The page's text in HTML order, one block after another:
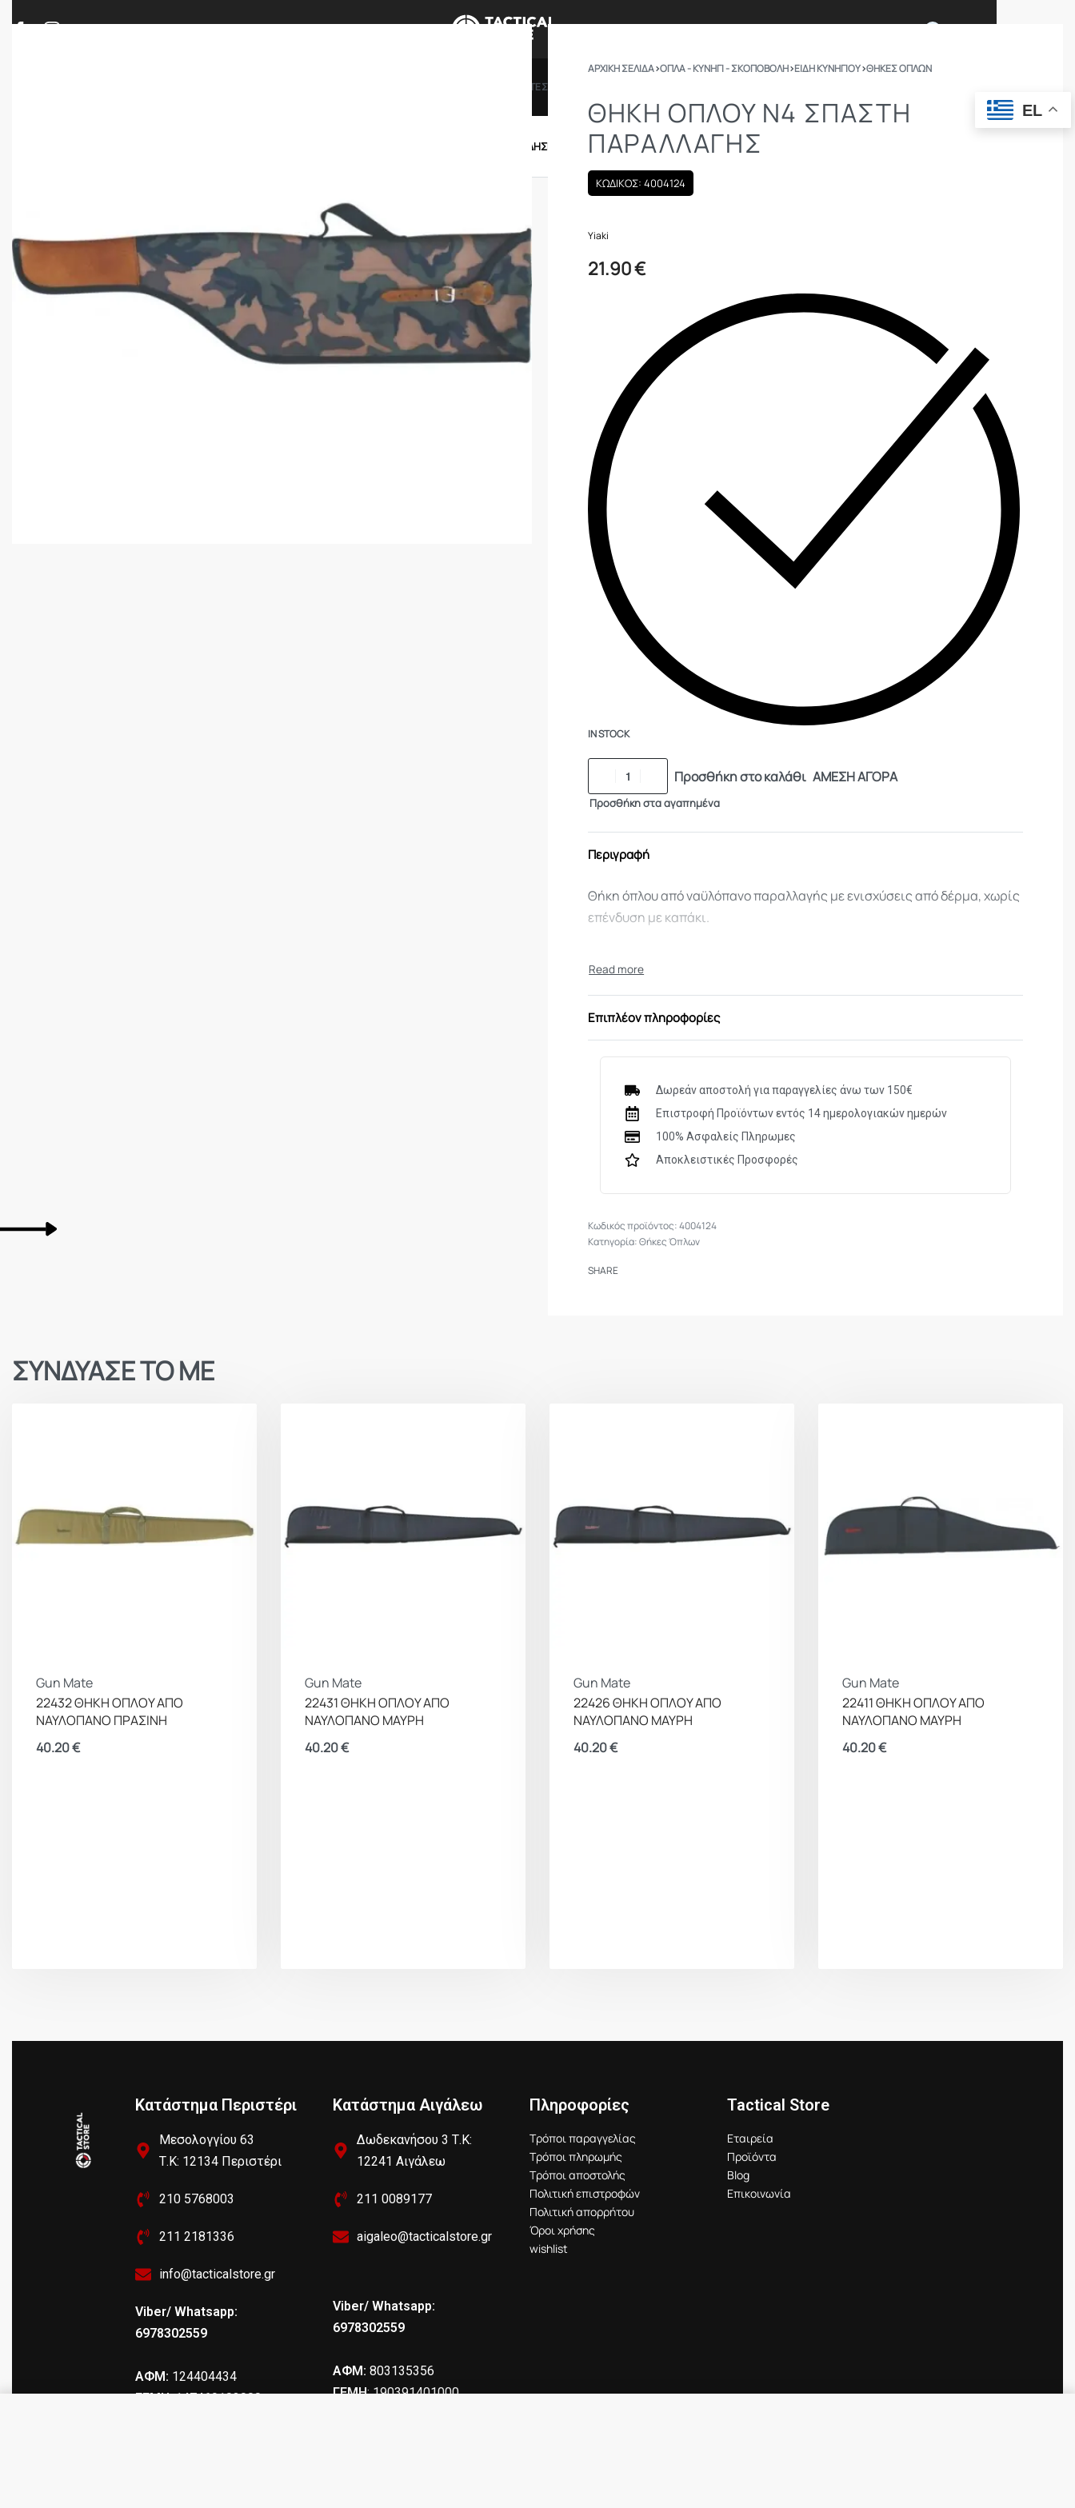
ΔΩΡΟΚΑΡΤΕΣ
ΕΝΔΥΣΗ – ΥΠΟΔΗΣΗ ΕΞΟΠΛΙΣΜΟΣ
ΑΡΧΙΚΉ ΣΕΛΊΔΑ›ΟΠΛΑ - ΚΥΝΗΓΙ - ΣΚΟΠΟΒΟΛΗ›ΕΙΔΗ ΚΥΝΗΓΙΟΥ›ΘΉΚΕΣ ΌΠΛΩΝ
ΘΗΚΗ ΟΠΛΟΥ Ν4 ΣΠΑΣΤΗ
ΠΑΡΑΛΛΑΓΗΣ
ΚΩΔΙΚΟΣ: 4004124
Yiaki
21.90€
IN STOCK
Προσθήκη στο καλάθι ΑΜΕΣΗ ΑΓΟΡΑ
Προσθήκη στα αγαπημένα
Περιγραφή
Θήκη όπλου από ναϋλόπανο παραλλαγής με ενισχύσεις από δέρμα, χωρίς
επένδυση με καπάκι.
Επιπλέον πληροφορίες
Δωρεάν αποστολή για παραγγελίες άνω των 150€
Επιστροφή Προϊόντων εντός 14 ημερολογιακών ημερών
100% Ασφαλείς Πληρωμες
Αποκλειστικές Προσφορές
4004124
Κατηγορία:Θήκες Όπλων
SHARE
ΣΥΝΔΥΑΣΕ ΤΟ ΜΕ
Gun Mate
22432 ΘΗΚΗ ΟΠΛΟΥ ΑΠΟ
ΝΑΥΛΟΠΑΝΟ ΠΡΑΣΙΝΗ
40.20€
Gun Mate
22431 ΘΗΚΗ ΟΠΛΟΥ ΑΠΟ
ΝΑΥΛΟΠΑΝΟ ΜΑΥΡΗ
40.20€
Gun Mate
22426 ΘΗΚΗ ΟΠΛΟΥ ΑΠΟ
ΝΑΥΛΟΠΑΝΟ ΜΑΥΡΗ
40.20€
Gun Mate
22411 ΘΗΚΗ ΟΠΛΟΥ ΑΠΟ
ΝΑΥΛΟΠΑΝΟ ΜΑΥΡΗ
40.20€
Κατάστημα Περιστέρι
Μεσολογγίου 63
Τ.Κ: 12134 Περιστέρι
210 5768003
211 2181336
info@tacticalstore.gr
Viber/ Whatsapp:
6978302559
ΑΦΜ: 124404434
ΓΕΜΗ: 147469103000
Κατάστημα Αιγάλεω
Δωδεκανήσου 3 Τ.Κ:
12241 Αιγάλεω
211 0089177
aigaleo@tacticalstore.gr
Viber/ Whatsapp:
6978302559
ΑΦΜ: 803135356
ΓΕΜΗ: 190391401000
Πληροφορίες
Τρόποι παραγγελίας
Τρόποι πληρωμής
Τρόποι αποστολής
Πολιτική επιστροφών
Πολιτική απορρήτου
Όροι χρήσης
wishlist
Tactical Store
Εταιρεία
Προϊόντα
Blog
Επικοινωνία
EL